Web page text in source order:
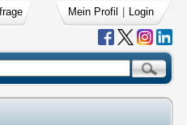
Mein Profil Login